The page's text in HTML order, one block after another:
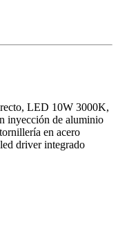
LED 10W 3000K,
inyección de aluminio
en acero
driver integrado